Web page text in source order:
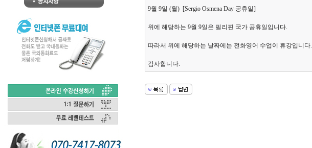
9월 9일 (월) [Sergio Osmena Day 공휴일]
위에 해당하는 9월 9일은 필리핀 국가 공휴일입니다.
따라서 위에 해당하는 날짜에는 전화영어 수업이 휴강입니다.
감사합니다.